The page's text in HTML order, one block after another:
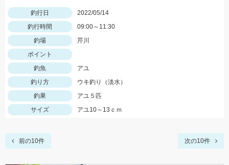
釣行日
2022/05/14
釣行時間
09:00～11:30
釣場
芹川
ポイント
釣魚
アユ
釣り方
ウキ釣り（淡水）
釣果
アユ５匹
サイズ
アユ10～13ｃｍ
前の10件 次の10件